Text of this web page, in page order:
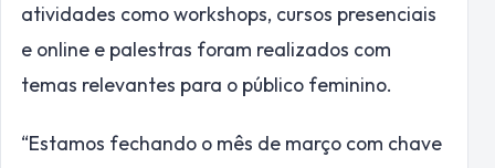
atividades como workshops, cursos presenciais
e online e palestras foram realizados com
temas relevantes para o público feminino.
“Estamos fechando o mês de março com chave